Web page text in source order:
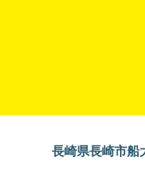
長崎県長崎市船